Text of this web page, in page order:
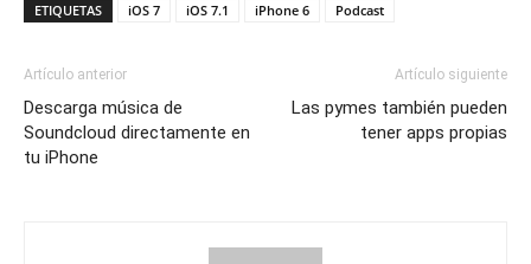
ETIQUETAS iOS 7 iOS 7.1 iPhone 6 Podcast
Artículo anterior
Descarga música de
Soundcloud directamente en
tu iPhone
Artículo siguiente
Las pymes también pueden
tener apps propias